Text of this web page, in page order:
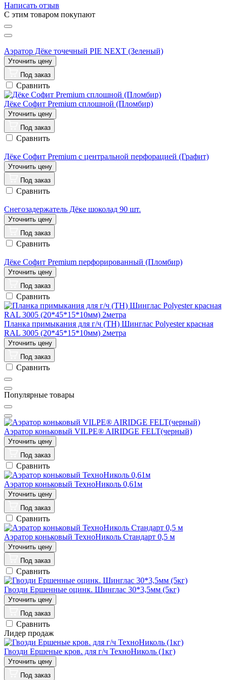
Написать отзыв
C этим товаром покупают
Аэратор Дёке точечный PIE NEXT (Зеленый)
Под заказ
Сравнить
Дёке Софит Premium сплошной (Пломбир)
Под заказ
Сравнить
Дёке Софит Premium с центральной перфорацией (Графит)
Под заказ
Сравнить
Снегозадержатель Дёке шоколад 90 шт.
Под заказ
Сравнить
Дёке Софит Premium перфорированный (Пломбир)
Под заказ
Сравнить
Планка примыкания для г/ч (ТН) Шинглас Polyester красная
RAL 3005 (20*45*15*10мм) 2метра
Под заказ
Сравнить
Популярные товары
Аэратор коньковый VILPE® AIRIDGE FELT(черный)
Под заказ
Сравнить
Аэратор коньковый ТехноНиколь 0,61м
Под заказ
Сравнить
Аэратор коньковый ТехноНиколь Стандарт 0,5 м
Под заказ
Сравнить
Гвозди Ершенные оцинк. Шинглас 30*3,5мм (5кг)
Под заказ
Сравнить
Лидер продаж
Гвозди Ершеные кров. для г/ч ТехноНиколь (1кг)
Под заказ